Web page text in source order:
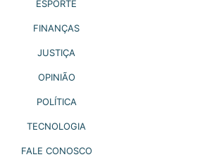
ESPORTE
FINANÇAS
JUSTIÇA
OPINIÃO
POLÍTICA
TECNOLOGIA
FALE CONOSCO